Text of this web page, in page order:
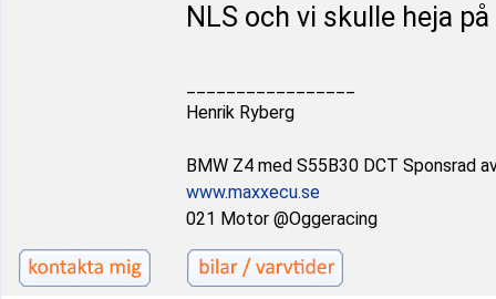
NLS och vi skulle heja
Henrik Ryberg
BMW Z4 med S55B30 DCT Sponsrad
www.maxxecu.se
021 Motor @Oggeracing